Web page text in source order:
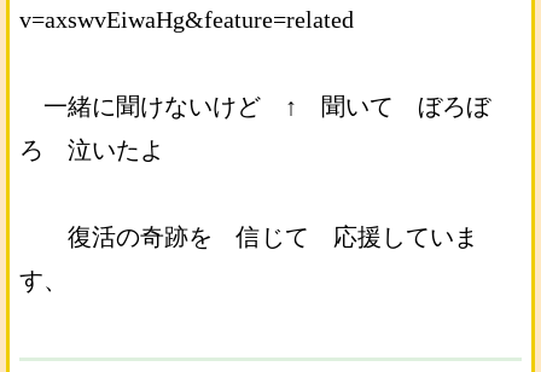
v=axswvEiwaHg&feature=related
一緒に聞けないけど ↑ 聞いて ぼろぼ
ろ 泣いたよ
復活の奇跡を 信じて 応援していま
す、